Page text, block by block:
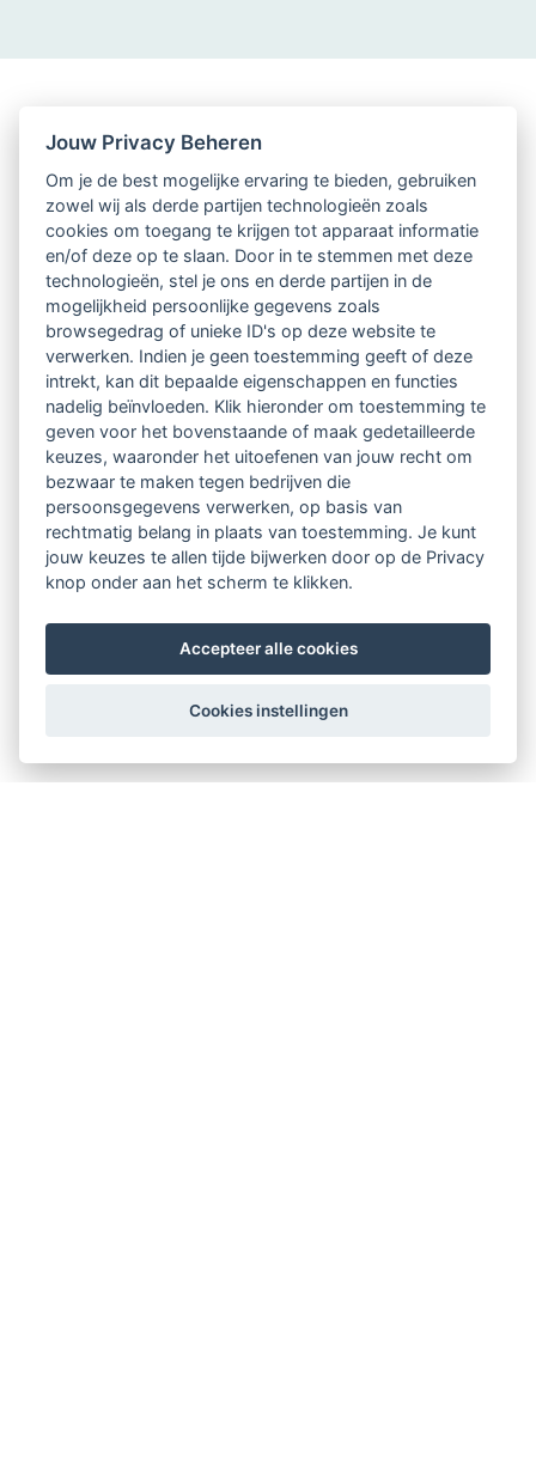
Jouw Privacy Beheren
Om je de best mogelijke ervaring te bieden, gebruiken
zowel wij als derde partijen technologieën zoals
cookies om toegang te krijgen tot apparaat informatie
en/of deze op te slaan. Door in te stemmen met deze
technologieën, stel je ons en derde partijen in de
mogelijkheid persoonlijke gegevens zoals
browsegedrag of unieke ID's op deze website te
verwerken. Indien je geen toestemming geeft of deze
intrekt, kan dit bepaalde eigenschappen en functies
nadelig beïnvloeden. Klik hieronder om toestemming te
geven voor het bovenstaande of maak gedetailleerde
keuzes, waaronder het uitoefenen van jouw recht om
bezwaar te maken tegen bedrijven die
persoonsgegevens verwerken, op basis van
rechtmatig belang in plaats van toestemming. Je kunt
jouw keuzes te allen tijde bijwerken door op de Privacy
knop onder aan het scherm te klikken.
Accepteer alle cookies
Cookies instellingen